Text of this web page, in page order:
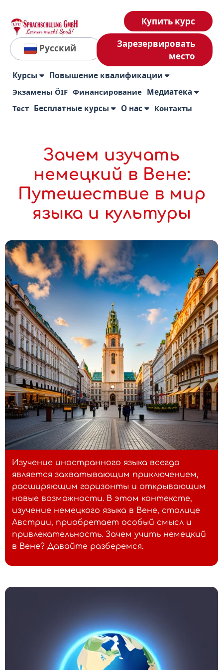
Русский
Купить курс
Зарезервировать
место
Курсы Повышение квалификации
Экзамены ÖIF Финансирование Медиатека
Тест Бесплатные курсы О нас Контакты
Зачем изучать
немецкий в Вене:
Путешествие в мир
языка и культуры
Изучение иностранного языка всегда
является захватывающим приключением,
расширяющим горизонты и открывающим
новые возможности. В этом контексте,
изучение немецкого языка в Вене, столице
Австрии, приобретает особый смысл и
привлекательность. Зачем учить немецкий
в Вене? Давайте разберемся.